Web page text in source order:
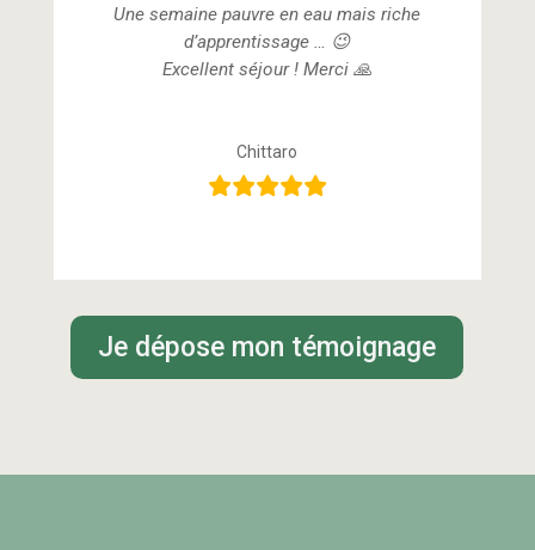
Une semaine pauvre en eau mais riche
d’apprentissage … 😉
Excellent séjour ! Merci 🙏
Chittaro
Je dépose mon témoignage